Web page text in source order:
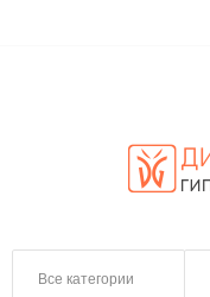
Все категории